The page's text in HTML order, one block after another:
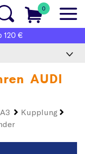
0
120 €
AUDI
A3
Kupplung